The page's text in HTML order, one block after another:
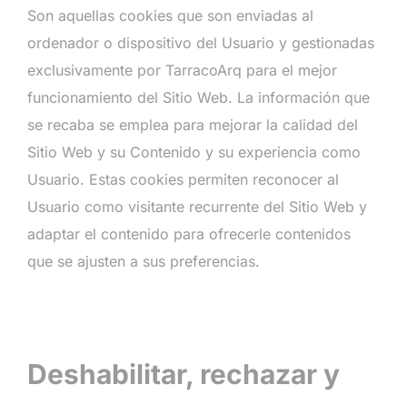
Son aquellas cookies que son enviadas al
ordenador o dispositivo del Usuario y gestionadas
exclusivamente por TarracoArq para el mejor
funcionamiento del Sitio Web. La información que
se recaba se emplea para mejorar la calidad del
Sitio Web y su Contenido y su experiencia como
Usuario. Estas cookies permiten reconocer al
Usuario como visitante recurrente del Sitio Web y
adaptar el contenido para ofrecerle contenidos
que se ajusten a sus preferencias.
Deshabilitar, rechazar y